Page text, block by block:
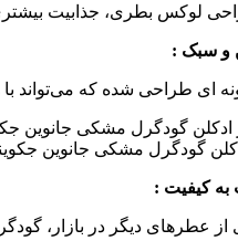
لوکس بطری، جذابیت
و سبک :
ای طراحی شده که می‌تواند
گودگرل مشکی جانوین
کیفیت :
از عطرهای دیگر در بازار،